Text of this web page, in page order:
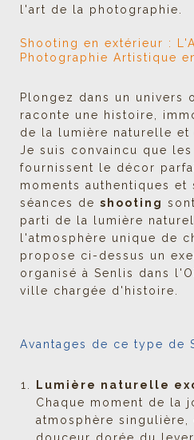
l'art de la photographie.
Shooting en extérieur :
Photographie Artistique
Plongez dans un univers
raconte une histoire,
de la lumière naturelle et
Je suis convaincu que
fournissent le décor
moments authentiques et
séances de shooting
parti de la lumière
l'atmosphère unique de
propose ci-dessus un
organisé à Senlis dans
ville chargée d'histoire.
Avantages de ce type de
Lumière naturelle
Chaque moment de la
atmosphère